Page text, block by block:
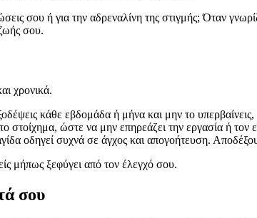
σου ή για την αδρεναλίνη της στιγμής; Όταν
σου.
χρονικά.
κάθε εβδομάδα ή μήνα και μην το
στοίχημα, ώστε να μην επηρεάζει την εργασία ή τον
οδηγεί συχνά σε άγχος και απογοήτευση. Αποδέξου
μήπως ξεφύγει από τον έλεγχό σου.
σου